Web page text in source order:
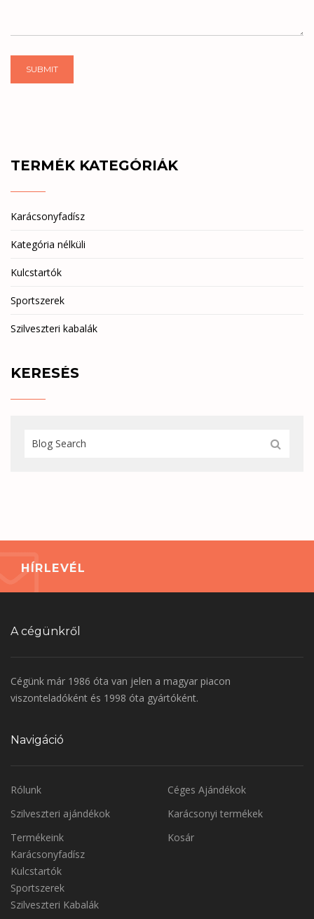
SUBMIT
TERMÉK KATEGÓRIÁK
Karácsonyfadísz
Kategória nélküli
Kulcstartók
Sportszerek
Szilveszteri kabalák
KERESÉS
HÍRLEVÉL
A cégünkről
Cégünk már 1986 óta van jelen a magyar piacon
viszonteladóként és 1998 óta gyártóként.
Navigáció
Rólunk
Céges Ajándékok
Szilveszteri ajándékok
Karácsonyi termékek
Termékeink
Karácsonyfadísz
Kulcstartók
Sportszerek
Szilveszteri Kabalák
Kosár